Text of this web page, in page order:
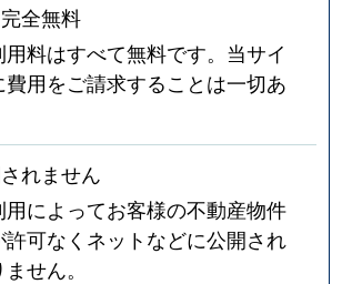
全無料
料はすべて無料です。当サイ
費用をご請求することは一切あ
れません
によってお客様の不動産物件
可なくネットなどに公開され
せん。